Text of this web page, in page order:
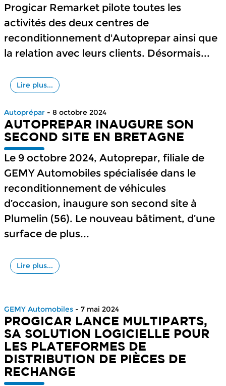
Progicar Remarket pilote toutes les
activités des deux centres de
reconditionnement d'Autoprepar ainsi que
la relation avec leurs clients. Désormais...
Lire plus...
Autoprépar - 8 octobre 2024
AUTOPREPAR INAUGURE SON
SECOND SITE EN BRETAGNE
Le 9 octobre 2024, Autoprepar, filiale de
GEMY Automobiles spécialisée dans le
reconditionnement de véhicules
d’occasion, inaugure son second site à
Plumelin (56). Le nouveau bâtiment, d’une
surface de plus...
Lire plus...
GEMY Automobiles - 7 mai 2024
PROGICAR LANCE MULTIPARTS,
SA SOLUTION LOGICIELLE POUR
LES PLATEFORMES DE
DISTRIBUTION DE PIÈCES DE
RECHANGE